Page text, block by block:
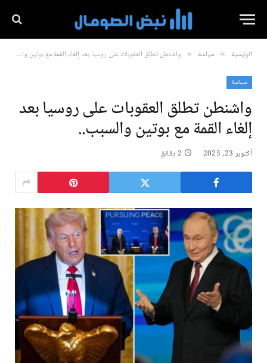
الرئيسية » سياسة » واشنطن تطلق العقوبات على روسيا بعد إلغاء القمة مع بوتين والسبب..
سياسة
واشنطن تطلق العقوبات على روسيا بعد
إلغاء القمة مع بوتين والسبب..
أكتوبر 23, 2025 2 دقائق